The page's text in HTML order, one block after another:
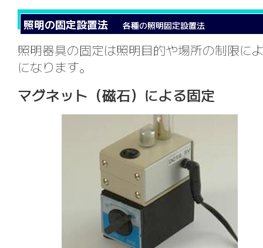
照明の固定設置法 各種の照明固定設置法
照明器具の固定は照明目的や場所の制限に
になります。
マグネット（磁石）による固定